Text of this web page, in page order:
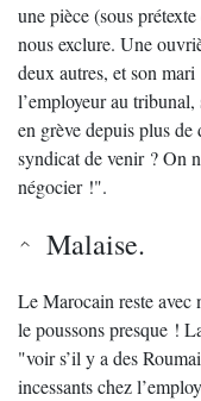
une pièce (sous
nous exclure. Une
deux autres, et son
l’employeur au
en grève depuis plus
syndicat de venir ? On
négocier !".
Malaise.
Le Marocain reste avec
le poussons presque !
"voir s’il y a des
incessants chez